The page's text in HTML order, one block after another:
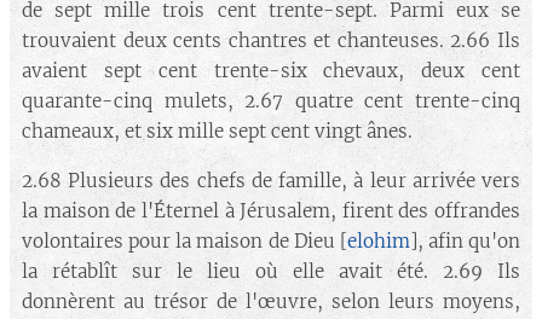
de sept mille trois cent trente-sept. Parmi eux se
trouvaient deux cents chantres et chanteuses. 2.66 Ils
avaient sept cent trente-six chevaux, deux cent
quarante-cinq mulets, 2.67 quatre cent trente-cinq
chameaux, et six mille sept cent vingt ânes.
2.68 Plusieurs des chefs de famille, à leur arrivée vers
la maison de l'Éternel à Jérusalem, firent des offrandes
volontaires pour la maison de Dieu [ elohim], afin qu'on
la rétablît sur le lieu où elle avait été. 2.69 Ils
donnèrent au trésor de l'œuvre, selon leurs moyens,